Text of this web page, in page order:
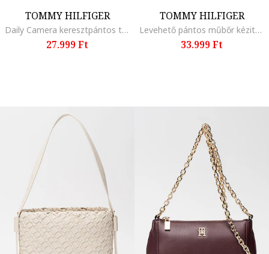
TOMMY HILFIGER
Daily Camera keresztpántos táska, Piros
27.999 Ft
TOMMY HILFIGER
Levehető pántos műbőr kézitáska, Fekete
33.999 Ft